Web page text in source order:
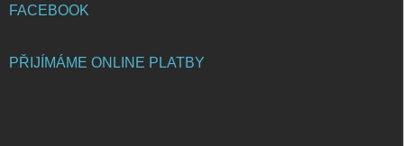
FACEBOOK
PŘIJÍMÁME ONLINE PLATBY